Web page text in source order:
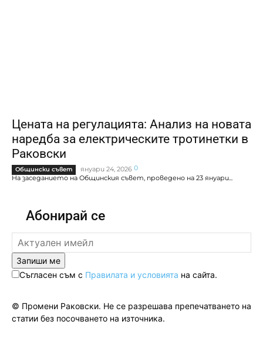
Цената на регулацията: Анализ на новата
наредба за електрическите тротинетки в
Раковски
Общински съвет януари 24, 2026 0
На заседанието на Общинския съвет, проведено на 23 януари...
Абонирай се
Запиши ме
Съгласен съм с Правилата и условията на сайта.
© Промени Раковски. Не се разрешава препечатването на
статии без посочването на източника.